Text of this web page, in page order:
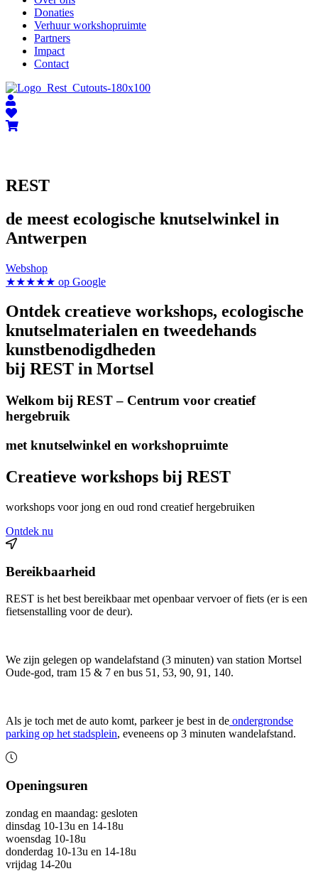
Donaties
Verhuur workshopruimte
Partners
Impact
Contact
REST
de meest ecologische knutselwinkel in
Antwerpen
Webshop
★★★★★ op Google
Ontdek creatieve workshops, ecologische
knutselmaterialen en tweedehands
kunstbenodigdheden
bij REST in Mortsel
Welkom bij REST – Centrum voor creatief
hergebruik
met knutselwinkel en workshopruimte
Creatieve workshops bij REST
workshops voor jong en oud rond creatief hergebruiken
Ontdek nu
Bereikbaarheid
REST is het best bereikbaar met openbaar vervoer of fiets (er is een
fietsenstalling voor de deur).
We zijn gelegen op wandelafstand (3 minuten) van station Mortsel
Oude-god, tram 15 & 7 en bus 51, 53, 90, 91, 140.
Als je toch met de auto komt, parkeer je best in de ondergrondse
parking op het stadsplein, eveneens op 3 minuten wandelafstand.
Openingsuren
zondag en maandag: gesloten
dinsdag 10-13u en 14-18u
woensdag 10-18u
donderdag 10-13u en 14-18u
vrijdag 14-20u